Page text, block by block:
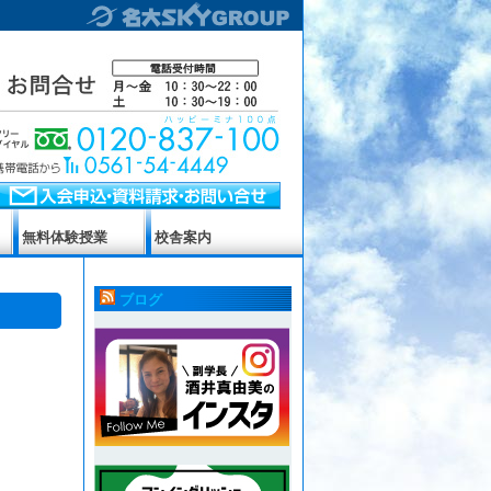
無料体験授業 校舎案内
ブログ